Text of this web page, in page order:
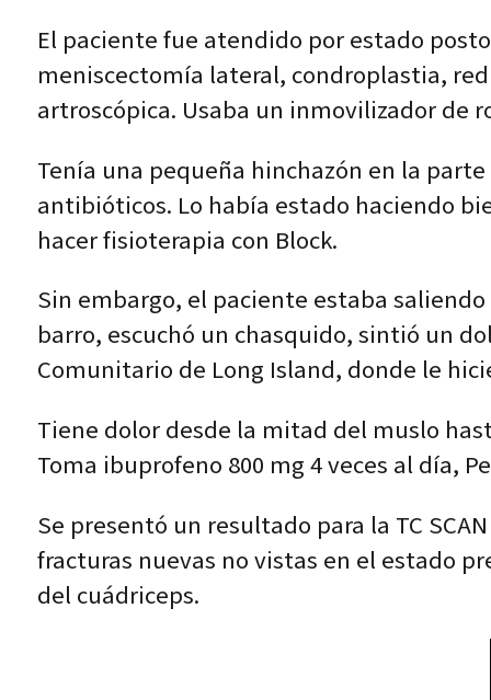
El paciente fue atendido por estado
meniscectomía lateral, condroplastia,
artroscópica. Usaba un inmovilizador de
Tenía una pequeña hinchazón en la
antibióticos. Lo había estado haciendo
hacer fisioterapia con Block.
Sin embargo, el paciente estaba
barro, escuchó un chasquido, sintió un
Comunitario de Long Island, donde le
Tiene dolor desde la mitad del muslo
Toma ibuprofeno 800 mg 4 veces al día,
Se presentó un resultado para la TC
fracturas nuevas no vistas en el estado
del cuádriceps.